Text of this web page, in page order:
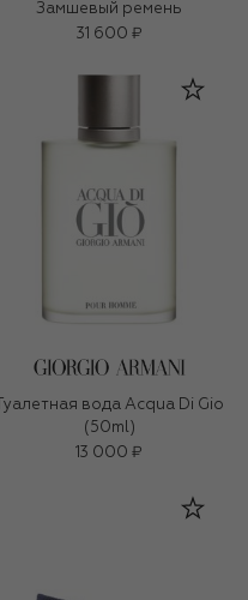
Замшевый ремень
31 600 ₽
Туалетная вода Acqua Di Gio
(50ml)
13 000 ₽